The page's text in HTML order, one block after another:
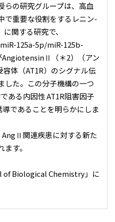
らの研究グループは、高血
で重要な役割をするレニン-
関する研究で、
125a-5p/miR-125b-
（＊2）（アン
体（AT1R）のシグナル伝
した。この分子機構の一つ
ある内因性 AT1R阻害因子
導であることを明らかにしま
関連疾患に対する新た
す。
of Biological Chemistry」に